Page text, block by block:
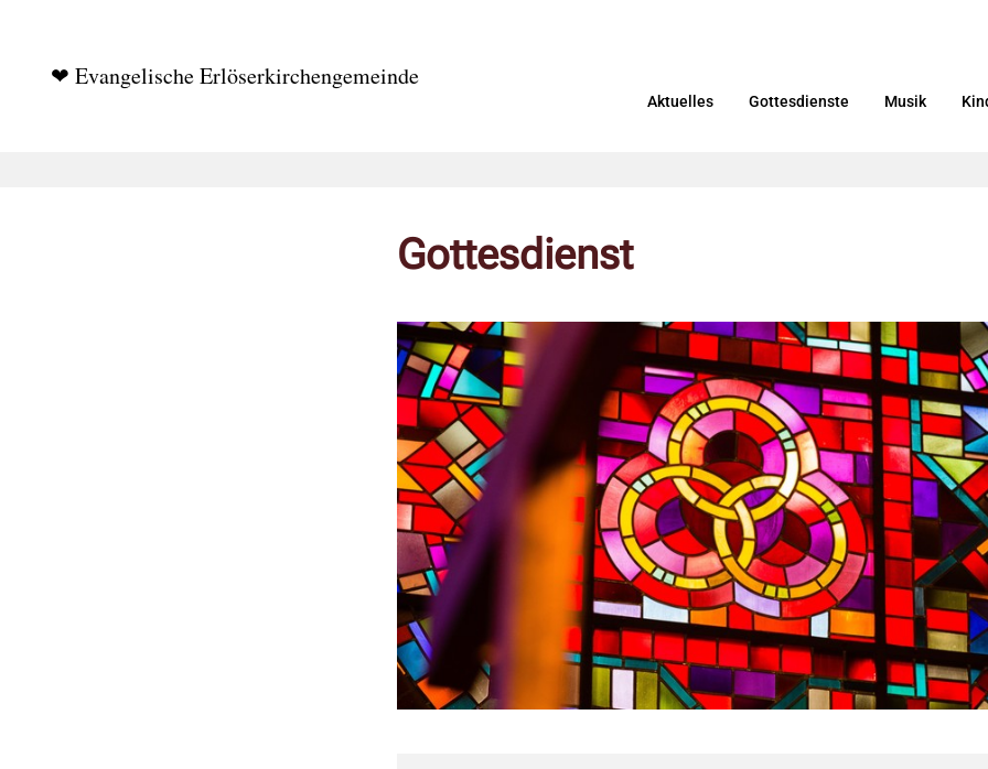
❤ Evangelische Erlöserkirchengemeinde
Aktuelles Gottesdienste Musik
Gottesdienst